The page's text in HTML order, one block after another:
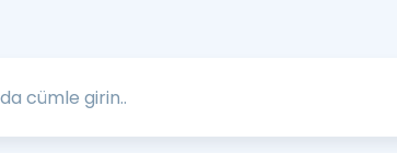
Tüm ÖSYM